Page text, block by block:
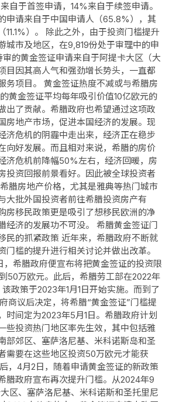
自于首签申请，14%来自于续签申请。
申请来自于中国申请人（65.8%），其
11.1%）。 除此之外，由于投资门槛提升
城市及地区，在9,819份处于审理中的申
的黄金签证申请来自于阿提卡大区（大
目因其高人气和强劲增长势头，一直都
务项目。 黄金签证热度不减或与希腊房
黄金签证平均每年吸引价值10亿欧元的
出了贡献。希腊政府也希望通过这项政
房地产市场，促进本国经济的发展。现
济危机的阴霾中走出来，经济正在稳步
向好发展。而且相对来说，希腊的房价
济危机前降幅50%左右，经济回暖，房
投资回报前景看好。因此被全球投资者
腊房地产价格，尤其是雅典等热门城市
大批外国投资者前往希腊投资房产有
房移民政策更是吸引了想移民欧洲的净
经济的发展功不可没。 希腊黄金签证门
民的抓紧政策 近年来，希腊政府不断就
门槛的提升进行相关讨论并做出改革。
，希腊政府便宣布将把黄金签证的投资限
50万欧元。此后，希腊劳工部在2022年
政策于2023年1月1日开始实施。而到了
商议后决定，将希腊“黄金签证”门槛提
时间定为2023年5月1日。希腊政府计划
些投资热门地区率先生效，其中包括雅
部郊区、塞萨洛尼基、米科诺斯岛和圣
需要在这些地区投资50万欧元才能获
，4月2日，随着申请黄金签证的新政策
腊政府宣布再次提升门槛。从2024年9
区、塞萨洛尼基、米科诺斯和圣托里尼